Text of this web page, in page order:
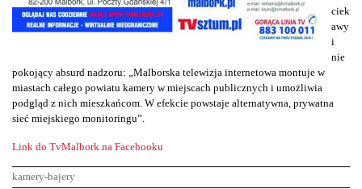
ciek
awy
i
nie
pokojący absurd nadzoru: „Malborska telewizja internetowa montuje w
miastach całego powiatu kamery w miejscach publicznych i umożliwia
podgląd z nich mieszkańcom. W efekcie powstaje alternatywna, prywatna
sieć miejskiego monitoringu”.
Link do TvMalbork na Facebooku
kamery-bajery